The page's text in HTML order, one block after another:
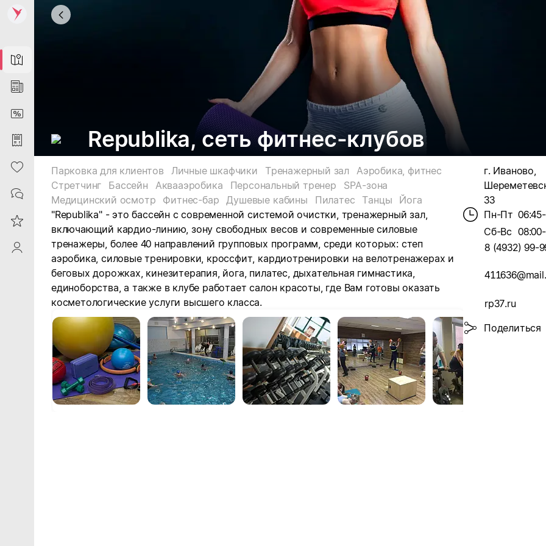
Map
News
DiscountCard
Purchases
Heart
Contacts
Reviews
ProfileSaby
Republika, сеть фитнес-клубов
Парковка для клиентов Личные шкафчики Тренажерный зал
Аэробика, фитнес
Стретчинг
Бассейн Аквааэробика Персональный тренер
SPA-зона
Медицинский осмотр
Фитнес-бар Душевые кабины Пилатес Танцы
Йога
"Republika" - это бассейн с современной системой очистки, тренажерный зал,
включающий кардио-линию, зону свободных весов и современные силовые
тренажеры, более 40 направлений групповых программ, среди которых: степ
аэробика, силовые тренировки, кроссфит, кардиотренировки на велотренажерах и
беговых дорожках, кинезитерапия, йога, пилатес, дыхательная гимнастика,
единоборства, а также в клубе работает салон красоты, где Вам готовы оказать
косметологические услуги высшего класса.
г. Иваново,
33
Пн-Пт
Сб-Вс
8 (4932) 99-
rp37.ru
Поделиться